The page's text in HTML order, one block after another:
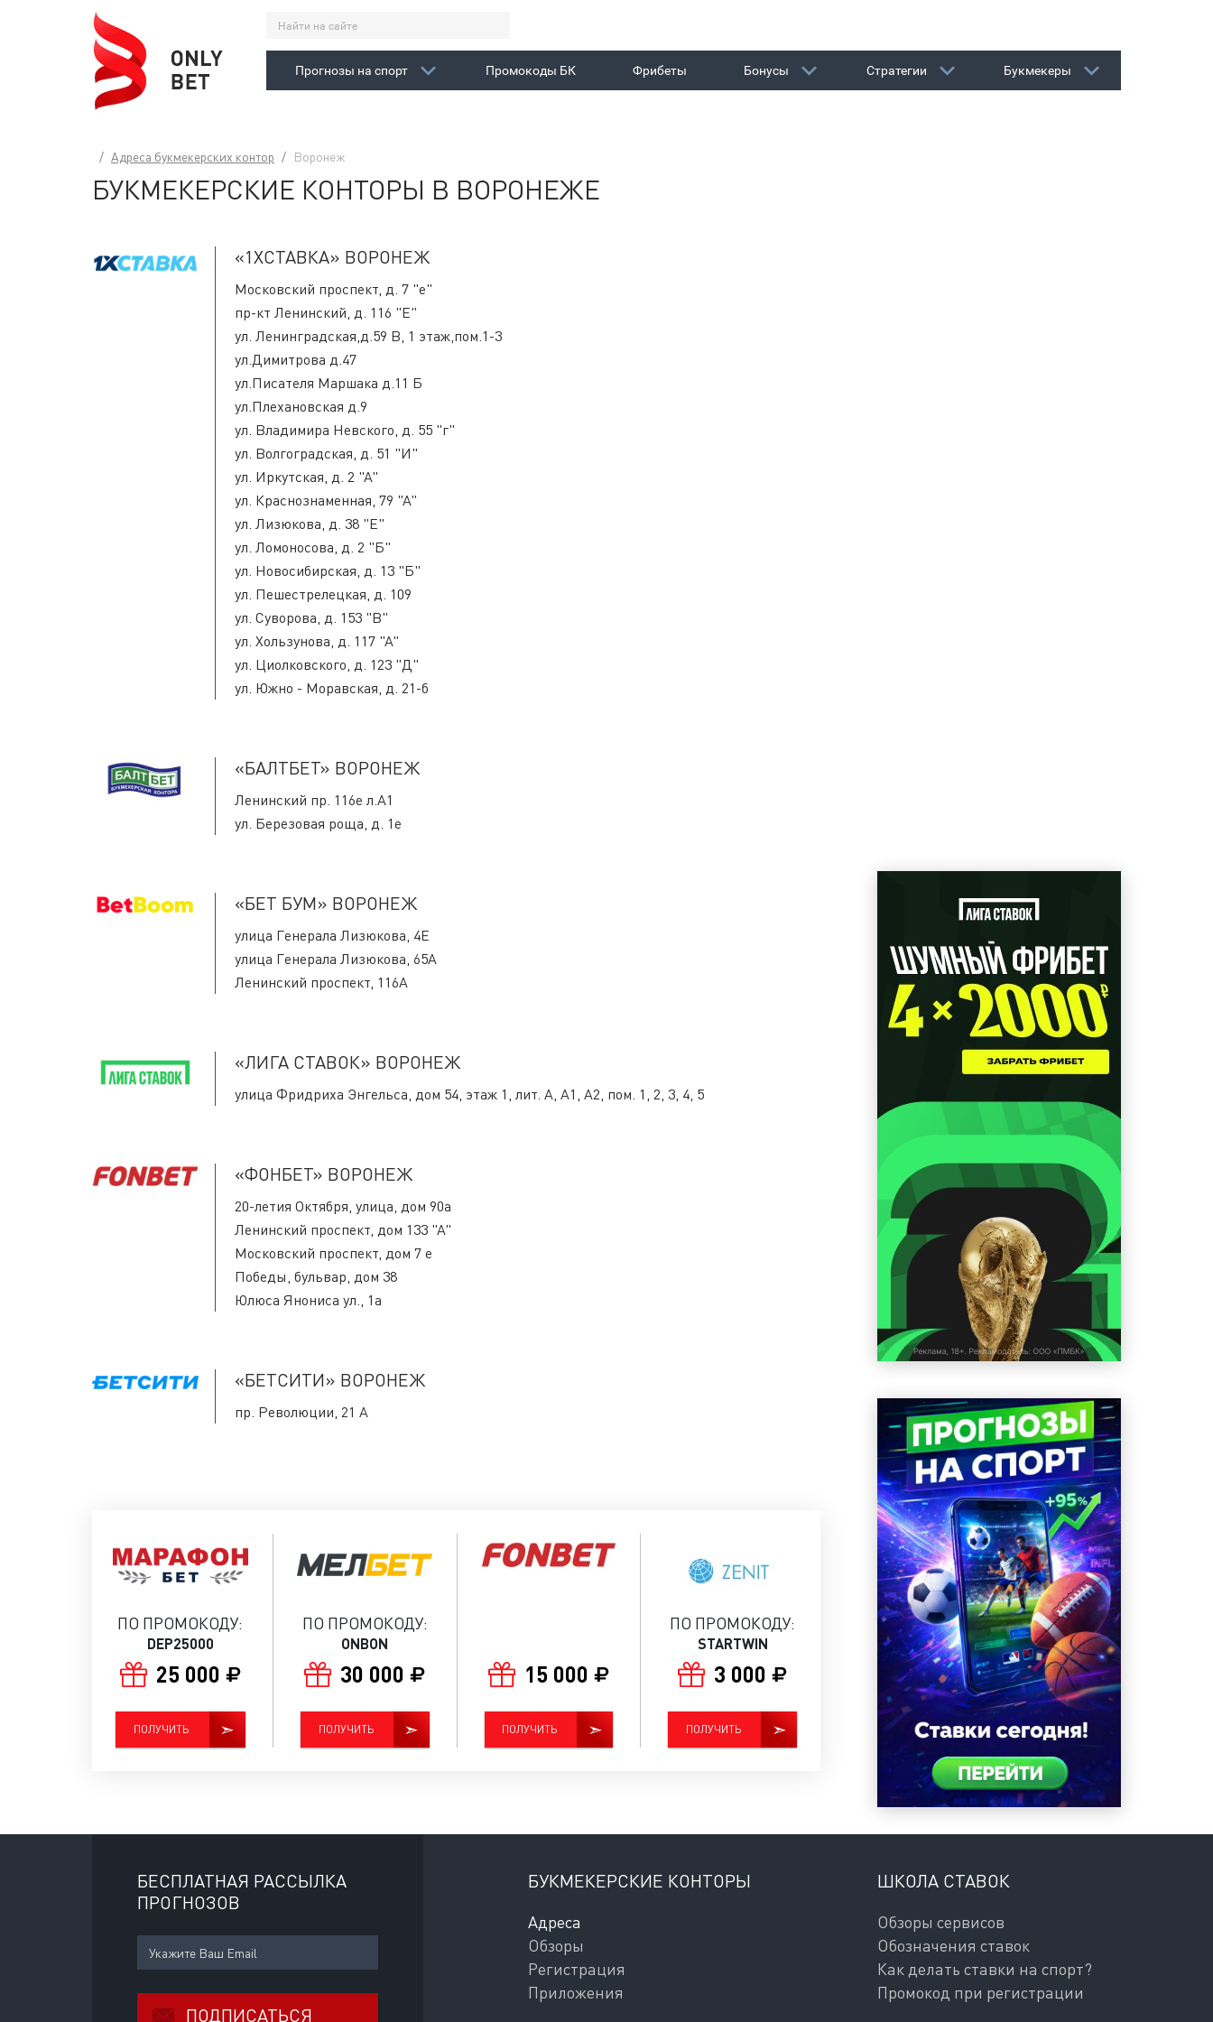
Прогнозы на спорт Промокоды БК Фрибеты Бонусы Стратегии Букмекеры
Адреса букмекерских контор Воронеж
БУКМЕКЕРСКИЕ КОНТОРЫ В ВОРОНЕЖЕ
«1XСТАВКА» ВОРОНЕЖ
Московский проспект, д. 7 "е"
пр-кт Ленинский, д. 116 "Е"
ул. Ленинградская,д.59 В, 1 этаж,пом.1-3
ул.Димитрова д.47
ул.Писателя Маршака д.11 Б
ул.Плехановская д.9
ул. Владимира Невского, д. 55 "г"
ул. Волгоградская, д. 51 "И"
ул. Иркутская, д. 2 "А"
ул. Краснознаменная, 79 "А"
ул. Лизюкова, д. 38 "Е"
ул. Ломоносова, д. 2 "Б"
ул. Новосибирская, д. 13 "Б"
ул. Пешестрелецкая, д. 109
ул. Суворова, д. 153 "В"
ул. Хользунова, д. 117 "А"
ул. Циолковского, д. 123 "Д"
ул. Южно - Моравская, д. 21-б
«БАЛТБЕТ» ВОРОНЕЖ
Ленинский пр. 116е л.А1
ул. Березовая роща, д. 1е
«БЕТ БУМ» ВОРОНЕЖ
улица Генерала Лизюкова, 4Е
улица Генерала Лизюкова, 65А
Ленинский проспект, 116А
«ЛИГА CТАВОК» ВОРОНЕЖ
улица Фридриха Энгельса, дом 54, этаж 1, лит. А, А1, А2, пом. 1, 2, 3, 4, 5
«ФОНБЕТ» ВОРОНЕЖ
20-летия Октября, улица, дом 90а
Ленинский проспект, дом 133 "А"
Московский проспект, дом 7 е
Победы, бульвар, дом 38
Юлюса Янониса ул., 1а
«БЕТСИТИ» ВОРОНЕЖ
пр. Революции, 21 А
ПО ПРОМОКОДУ:
DEP25000
25 000
ПОЛУЧИТЬ
ПО ПРОМОКОДУ:
ONBON
30 000
ПОЛУЧИТЬ
15 000
ПОЛУЧИТЬ
ПО ПРОМОКОДУ:
STARTWIN
3 000
ПОЛУЧИТЬ
БЕСПЛАТНАЯ РАССЫЛКА
ПРОГНОЗОВ
ПОДПИСАТЬСЯ
БУКМЕКЕРСКИЕ КОНТОРЫ
Адреса
Обзоры
Регистрация
Приложения
ШКОЛА СТАВОК
Обзоры сервисов
Обозначения ставок
Как делать ставки на спорт?
Промокод при регистрации